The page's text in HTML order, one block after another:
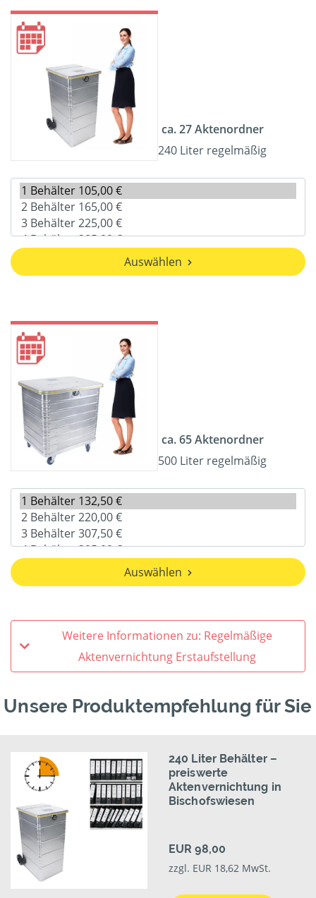
ca. 27 Aktenordner
240 Liter regelmäßig
Auswählen
ca. 65 Aktenordner
500 Liter regelmäßig
Auswählen
Weitere Informationen zu: Regelmäßige
Aktenvernichtung Erstaufstellung
Unsere Produktempfehlung für Sie
240 Liter Behälter –
preiswerte
Aktenvernichtung in
Bischofswiesen
EUR 98,00
zzgl. EUR 18,62 MwSt.